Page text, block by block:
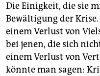
Die Einigkeit, die sie
Bewältigung der
einem Verlust von
bei jenen, die sich
einem Verlust von
könnte man sagen: